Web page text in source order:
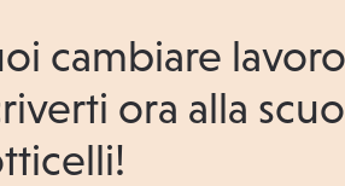
cambiare
ora alla